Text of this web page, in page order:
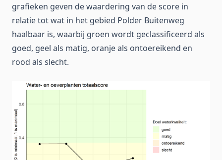
grafieken geven de waardering van de score in
relatie tot wat in het gebied Polder Buitenweg
haalbaar is, waarbij groen wordt geclassificeerd als
goed, geel als matig, oranje als ontoereikend en
rood als slecht.